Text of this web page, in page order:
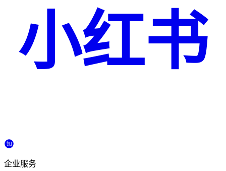
小红书
企业服务